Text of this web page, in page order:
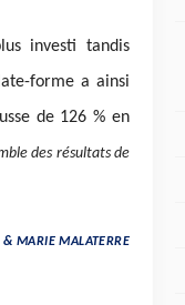
investi tandis
forme a ainsi
de 126 % en
des résultats de
& MARIE MALATERRE